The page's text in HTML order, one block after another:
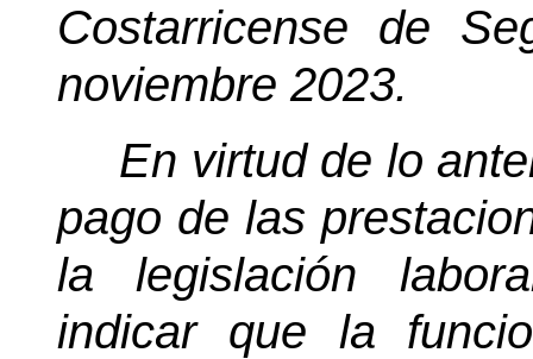
Costarricense de
noviembre 2023.
En virtud de lo
pago de las
la legislación
indicar que la